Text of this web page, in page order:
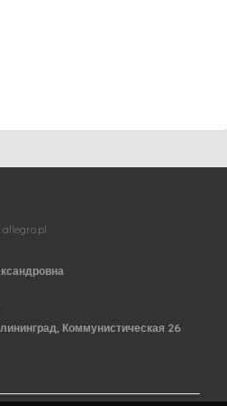
allegro.pl
Коммунистическая 26